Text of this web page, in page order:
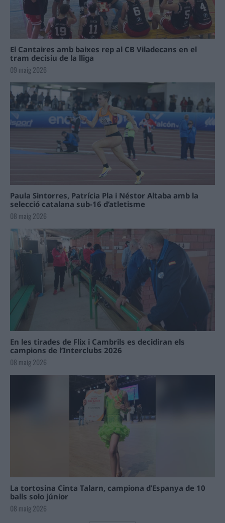
El Cantaires amb baixes rep al CB Viladecans en el
tram decisiu de la lliga
09 maig 2026
Paula Sintorres, Patrícia Pla i Néstor Altaba amb la
selecció catalana sub-16 d’atletisme
08 maig 2026
En les tirades de Flix i Cambrils es decidiran els
campions de l’Interclubs 2026
08 maig 2026
La tortosina Cinta Talarn, campiona d’Espanya de 10
balls solo júnior
08 maig 2026